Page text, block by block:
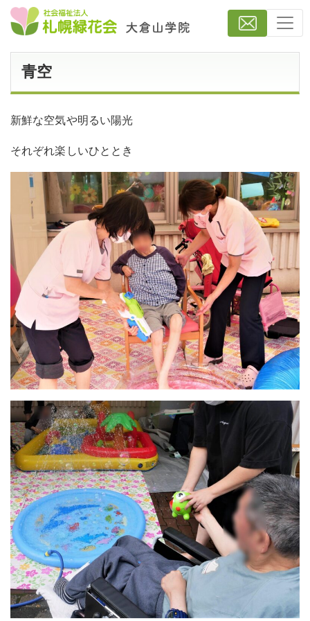
青空
新鮮な空気や明るい陽光
それぞれ楽しいひととき